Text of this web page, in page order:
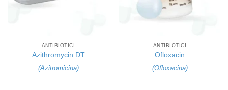
ANTIBIOTICI
Azithromycin DT
(Azitromicina)
ANTIBIOTICI
Ofloxacin
(Ofloxacina)